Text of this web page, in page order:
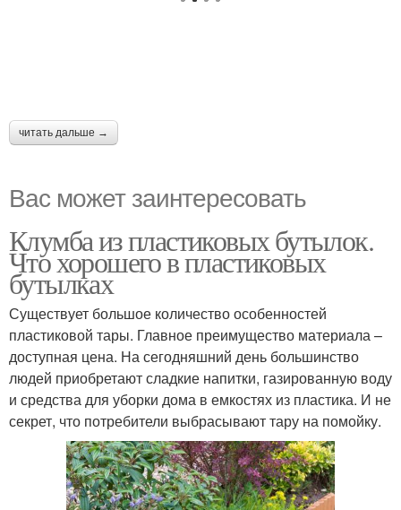
читать дальше →
Вас может заинтересовать
Клумба из пластиковых бутылок.
Что хорошего в пластиковых
бутылках
Существует большое количество особенностей
пластиковой тары. Главное преимущество материала –
доступная цена. На сегодняшний день большинство
людей приобретают сладкие напитки, газированную воду
и средства для уборки дома в емкостях из пластика. И не
секрет, что потребители выбрасывают тару на помойку.